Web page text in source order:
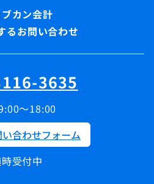
るお問い合わせ
3635
～18:00
合わせフォーム
受付中